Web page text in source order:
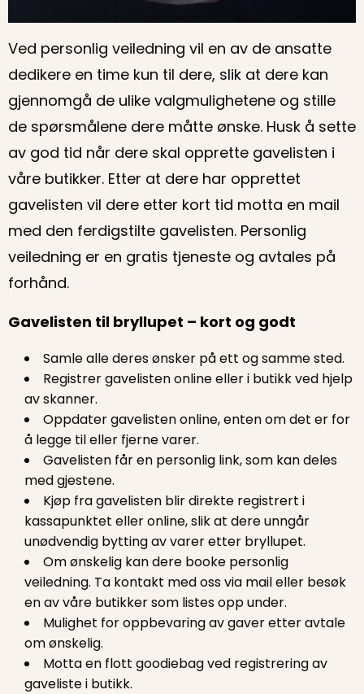
Ved personlig veiledning vil en av de ansatte
dedikere en time kun til dere, slik at dere kan
gjennomgå de ulike valgmulighetene og stille
de spørsmålene dere måtte ønske. Husk å sette
av god tid når dere skal opprette gavelisten i
våre butikker. Etter at dere har opprettet
gavelisten vil dere etter kort tid motta en mail
med den ferdigstilte gavelisten. Personlig
veiledning er en gratis tjeneste og avtales på
forhånd.
Gavelisten til bryllupet – kort og godt
Samle alle deres ønsker på ett og samme sted.
Registrer gavelisten online eller i butikk ved hjelp
av skanner.
Oppdater gavelisten online, enten om det er for
å legge til eller fjerne varer.
Gavelisten får en personlig link, som kan deles
med gjestene.
Kjøp fra gavelisten blir direkte registrert i
kassapunktet eller online, slik at dere unngår
unødvendig bytting av varer etter bryllupet.
Om ønskelig kan dere booke personlig
veiledning. Ta kontakt med oss via mail eller besøk
en av våre butikker som listes opp under.
Mulighet for oppbevaring av gaver etter avtale
om ønskelig.
Motta en flott goodiebag ved registrering av
gaveliste i butikk.